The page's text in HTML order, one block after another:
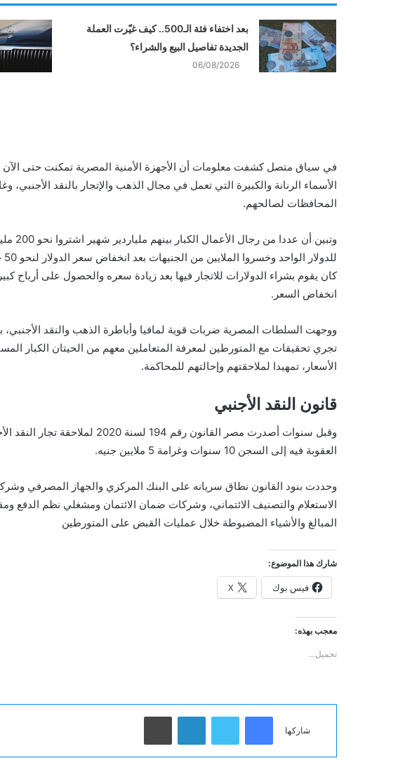
بعد اختفاء فئة الـ500.. كيف غيّرت العملة
الجديدة تفاصيل البيع والشراء؟
06/08/2026
الأسماء الرنانة والكبيرة التي تعمل في مجال الذهب والإتجار بالنقد
المحافظات لصالحهم.
كان يقوم بشراء الدولارات للاتجار فيها بعد زيادة سعره والحصول على أرباح
انخفاض السعر.
ووجهت السلطات المصرية ضربات قوية لمافيا وأباطرة الذهب والنقد
تجري تحقيقات مع المتورطين لمعرفة المتعاملين معهم من الحيتان الكبار
الأسعار، تمهيدا لملاحقتهم وإحالتهم للمحاكمة.
قانون النقد الأجنبي
وقبل سنوات أصدرت مصر القانون رقم
العقوبة فيه إلى السجن 10 سنوات وغرامة 5 ملايين جنيه.
وحددت بنود القانون نطاق سريانه على البنك المركزي والجهاز المصرفي
الاستعلام والتصنيف الائتماني، وشركات ضمان الائتمان ومشغلي نظم الدفع
المبالغ والأشياء المضبوطة خلال عمليات القبض على المتورطين
شارك هذا الموضوع:
فيس بوك X
معجب بهذه:
تحميل...
شاركها
فيسبوك لينكدإن